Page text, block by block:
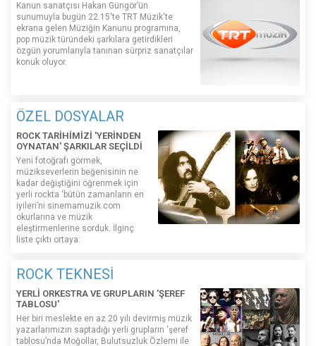
Kanun sanatçısı Hakan Güngör’ün
sunumuyla bugün 22.15'te TRT Müzik'te
ekrana gelen Müziğin Kanunu programına,
pop müzik türündeki şarkılara getirdikleri
özgün yorumlarıyla tanınan sürpriz sanatçılar
konuk oluyor.
ÖZEL DOSYALAR
ROCK TARİHİMİZİ 'YERİNDEN
OYNATAN' ŞARKILAR SEÇİLDİ
Yeni fotoğrafı görmek,
müzikseverlerin beğenisinin ne
kadar değiştiğini öğrenmek için
yerli rockta ‘bütün zamanların en
iyileri’ni sinemamuzik.com
okurlarına ve müzik
eleştirmenlerine sorduk. İlginç
liste çıktı ortaya:
ROCK TEKNESİ
YERLİ ORKESTRA VE GRUPLARIN 'ŞEREF
TABLOSU'
Her biri meslekte en az 20 yılı devirmiş müzik
yazarlarımızın saptadığı yerli grupların ‘şeref
tablosu’nda Moğollar, Bulutsuzluk Özlemi ile